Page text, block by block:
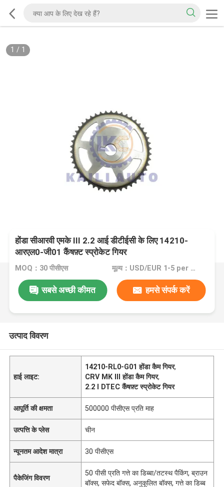
1 / 1
होंडा सीआरवी एमके III 2.2 आई डीटीईसी के लिए 14210-
आरएल0-जी01 कैंषफ़्ट स्प्रोकेट गियर
MOQ：30 पीसीएस मूल्य：USD/EUR 1-5 per pcs
सबसे अच्छी कीमत हमसे संपर्क करें
उत्पाद विवरण
हाई लाइट:
14210-RL0-G01 होंडा कैम गियर,
CRV MK III होंडा कैम गियर,
2.2 I DTEC कैंषफ़्ट स्प्रोकेट गियर
आपूर्ति की क्षमता 500000 पीसीएस प्रति माह
उत्पत्ति के प्लेस चीन
न्यूनतम आदेश मात्रा 30 पीसीएस
पैकेजिंग विवरण
50 पीसी प्रति गत्ते का डिब्बा/तटस्थ पैकिंग, ब्राउन
बॉक्स, सफेद बॉक्स, अनुकूलित बॉक्स, गत्ते का डिब्ब